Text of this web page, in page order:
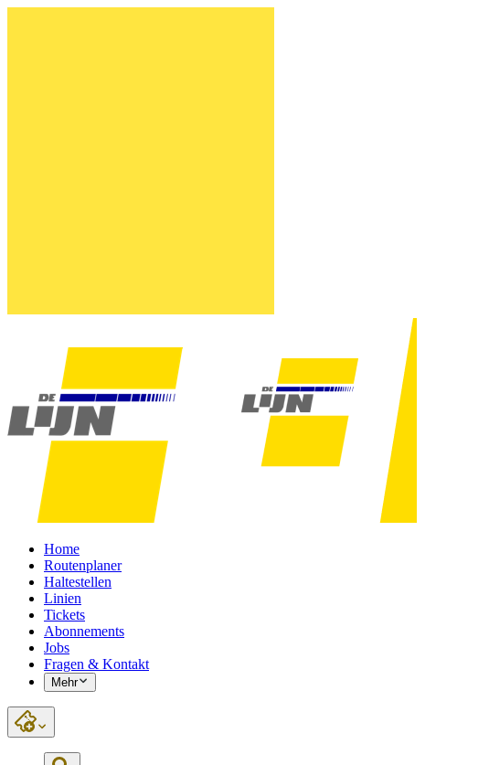
Home
Routenplaner
Haltestellen
Linien
Tickets
Abonnements
Jobs
Fragen & Kontakt
Mehr